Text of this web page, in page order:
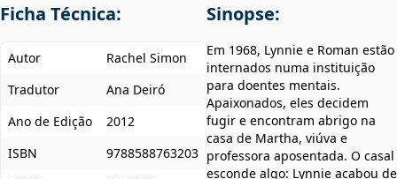
Ficha Técnica:
Autor
Rachel Simon
Tradutor
Ana Deiró
Ano de Edição
2012
ISBN
9788588763203
Sinopse:
Em 1968, Lynnie e Roman estão
internados numa instituição
para doentes mentais.
Apaixonados, eles decidem
fugir e encontram abrigo na
casa de Martha, viúva e
professora aposentada. O casal
esconde algo: Lynnie acabou de